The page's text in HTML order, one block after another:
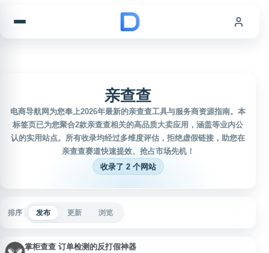
亲查查
电商导航网为您奉上2026年最新的亲查查工具与服务商资源指南。本
标签页已为您聚合2款亲查查相关的高品质大卖应用，涵盖等业内公
认的实用站点。所有收录均经过多维度评估，拒绝虚假链接，助您在
亲查查赛道快速提效、抢占市场先机！
收录了 2 个网站
排序 发布 更新 浏览
掌柜查查 订单检测的反打假神器